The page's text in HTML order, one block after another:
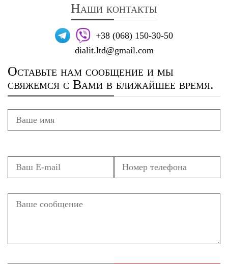
Наши контакты
+38 (068) 150-30-50
dialit.ltd@gmail.com
Оставьте нам сообщение и мы
свяжемся с Вами в ближайшее время.